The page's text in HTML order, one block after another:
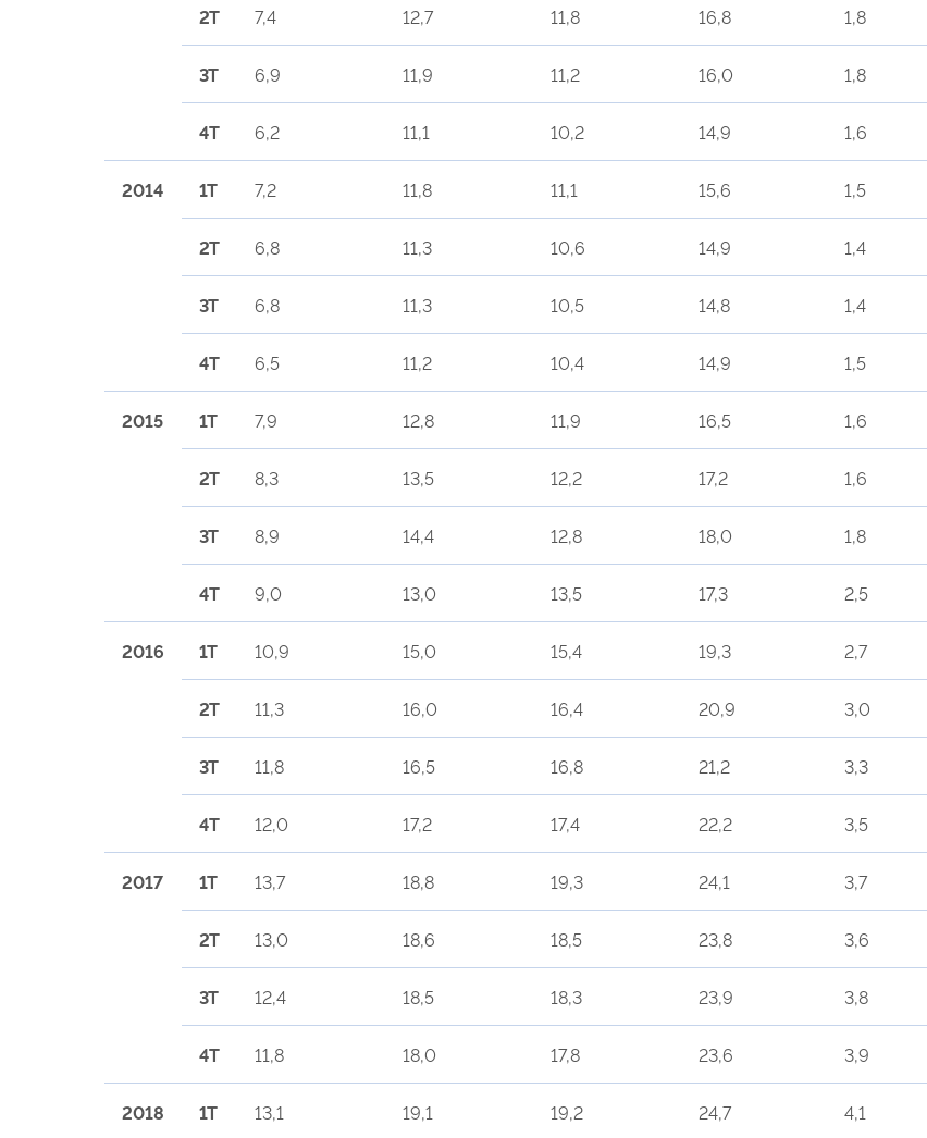
2T 7,4 12,7 11,8 16,8 1,8
3T 6,9 11,9 11,2 16,0 1,8
4T 6,2 11,1 10,2 14,9 1,6
2014 1T 7,2 11,8 11,1 15,6 1,5
2T 6,8 11,3 10,6 14,9 1,4
3T 6,8 11,3 10,5 14,8 1,4
4T 6,5 11,2 10,4 14,9 1,5
2015 1T 7,9 12,8 11,9 16,5 1,6
2T 8,3 13,5 12,2 17,2 1,6
3T 8,9 14,4 12,8 18,0 1,8
4T 9,0 13,0 13,5 17,3 2,5
2016 1T 10,9 15,0 15,4 19,3 2,7
2T 11,3 16,0 16,4 20,9 3,0
3T 11,8 16,5 16,8 21,2 3,3
4T 12,0 17,2 17,4 22,2 3,5
2017 1T 13,7 18,8 19,3 24,1 3,7
2T 13,0 18,6 18,5 23,8 3,6
3T 12,4 18,5 18,3 23,9 3,8
4T 11,8 18,0 17,8 23,6 3,9
2018 1T 13,1 19,1 19,2 24,7 4,1